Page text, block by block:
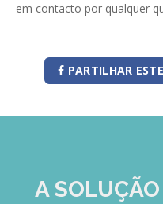
em contacto por qualquer
PARTILHAR
A SOLUÇÃO